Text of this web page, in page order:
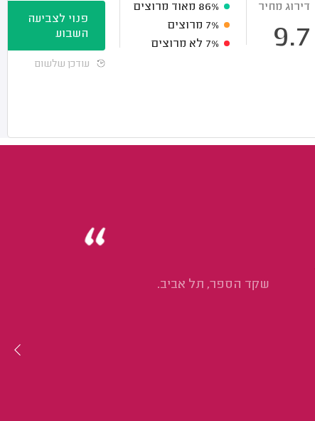
דירוג מחיר
9.7
86% מאוד מרוצים
7% מרוצים
7% לא מרוצים
פנוי לצביעה
השבוע
עודכן שלשום
שקד הספר, תל אביב.